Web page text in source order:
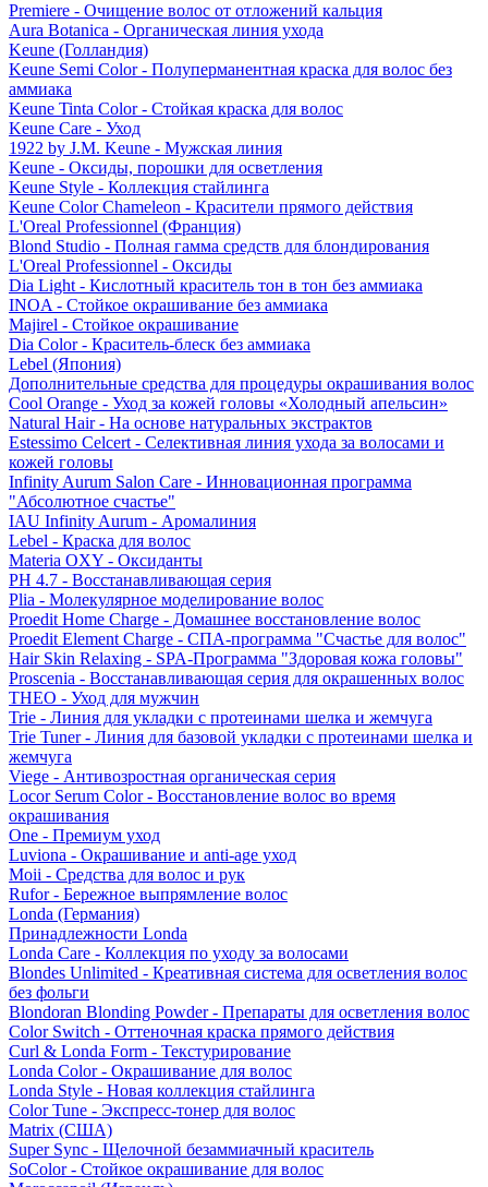
Premiere - Очищение волос от отложений кальция
Aura Botanica - Органическая линия ухода
Keune (Голландия)
Keune Semi Color - Полуперманентная краска для волос без
аммиака
Keune Tinta Color - Стойкая краска для волос
Keune Care - Уход
1922 by J.M. Keune - Мужская линия
Keune - Оксиды, порошки для осветления
Keune Style - Коллекция стайлинга
Keune Color Chameleon - Красители прямого действия
L'Oreal Professionnel (Франция)
Blond Studio - Полная гамма средств для блондирования
L'Oreal Professionnel - Оксиды
Dia Light - Кислотный краситель тон в тон без аммиака
INOA - Стойкое окрашивание без аммиака
Majirel - Стойкое окрашивание
Dia Color - Краситель-блеск без аммиака
Lebel (Япония)
Дополнительные средства для процедуры окрашивания волос
Cool Orange - Уход за кожей головы «Холодный апельсин»
Natural Hair - На основе натуральных экстрактов
Estessimo Celcert - Селективная линия ухода за волосами и
кожей головы
Infinity Aurum Salon Care - Инновационная программа
"Абсолютное счастье"
IAU Infinity Aurum - Аромалиния
Lebel - Краска для волос
Materia OXY - Оксиданты
PH 4.7 - Восстанавливающая серия
Plia - Молекулярное моделирование волос
Proedit Home Charge - Домашнее восстановление волос
Proedit Element Charge - СПА-программа "Счастье для волос"
Hair Skin Relaxing - SPA-Программа "Здоровая кожа головы"
Proscenia - Восстанавливающая серия для окрашенных волос
THEO - Уход для мужчин
Trie - Линия для укладки с протеинами шелка и жемчуга
Trie Tuner - Линия для базовой укладки с протеинами шелка и
жемчуга
Viege - Антивозростная органическая серия
Locor Serum Color - Восстановление волос во время
окрашивания
One - Премиум уход
Luviona - Окрашивание и anti-age уход
Moii - Средства для волос и рук
Rufor - Бережное выпрямление волос
Londa (Германия)
Принадлежности Londa
Londa Care - Коллекция по уходу за волосами
Blondes Unlimited - Креативная система для осветления волос
без фольги
Blondoran Blonding Powder - Препараты для осветления волос
Color Switch - Оттеночная краска прямого действия
Curl & Londa Form - Текстурирование
Londa Color - Окрашивание для волос
Londa Style - Новая коллекция стайлинга
Color Tune - Экспресс-тонер для волос
Matrix (США)
Super Sync - Щелочной безаммиачный краситель
SoColor - Стойкое окрашивание для волос